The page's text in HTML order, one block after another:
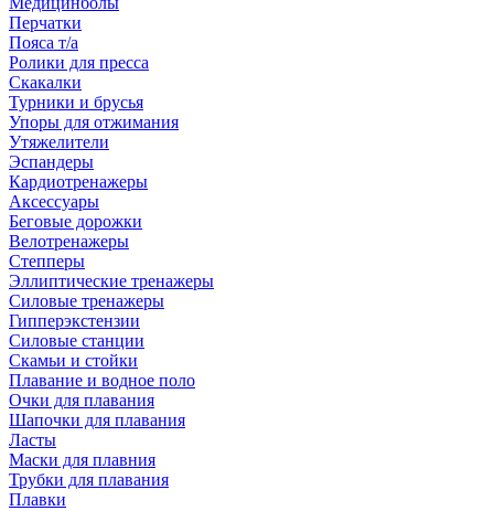
Перчатки
Пояса т/а
Ролики для пресса
Скакалки
Турники и брусья
Упоры для отжимания
Утяжелители
Эспандеры
Кардиотренажеры
Аксессуары
Беговые дорожки
Велотренажеры
Степперы
Эллиптические тренажеры
Силовые тренажеры
Гипперэкстензии
Силовые станции
Скамьи и стойки
Плавание и водное поло
Очки для плавания
Шапочки для плавания
Ласты
Маски для плавния
Трубки для плавания
Плавки